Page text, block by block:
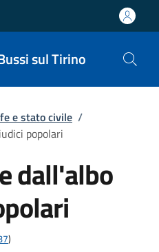
sul Tirino
e stato civile /
popolari
dall'albo
)